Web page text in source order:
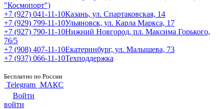
"Космопорт")
+7 (927) 041-11-10Казань, ул. Спартаковская, 14
+7 (929) 799-11-10Ульяновск, ул. Карла Маркса, 17
+7 (927) 790-11-10Нижний Новгород, пл. Максима Горького,
76/5
+7 (908) 407-11-10Екатеринбург, ул. Малышева, 73
+7 (937) 066-11-10Техподдержка
Бесплатно по России
Telegram МАКС
Войти
войти